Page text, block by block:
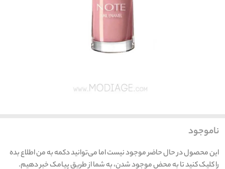
ناموجود
این محصول در حال حاضر موجود نیست اما می‌توانید دکمه به من اطلاع بده
را کلیک کنید تا به محض موجود شدن، به شما از طریق پیامک خبر دهیم.